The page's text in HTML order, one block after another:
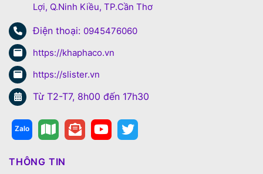
Lợi, Q.Ninh Kiều, TP.Cần Thơ
Điện thoại: 0945476060
https://khaphaco.vn
https://slister.vn
Từ T2-T7, 8h00 đến 17h30
THÔNG TIN